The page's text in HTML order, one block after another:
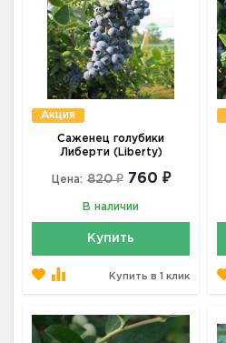
Акция
Саженец голубики
Либерти (Liberty)
Цена: 820 ₽ 760 ₽
В наличии
Купить
Купить в 1 клик